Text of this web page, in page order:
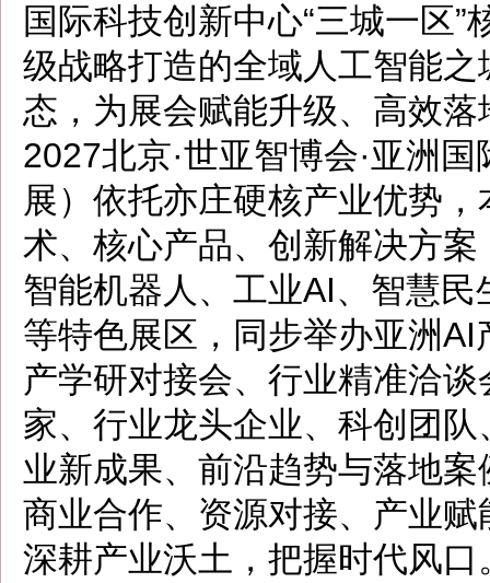
国际科技创新中心“三城一区
级战略打造的全域人工智能
态，为展会赋能升级、高效
2027北京·世亚智博会·亚洲
展）依托亦庄硬核产业优势
术、核心产品、创新解决方
智能机器人、工业AI、智慧
等特色展区，同步举办亚洲
产学研对接会、行业精准洽
家、行业龙头企业、科创团
业新成果、前沿趋势与落地
商业合作、资源对接、产业
深耕产业沃土，把握时代风